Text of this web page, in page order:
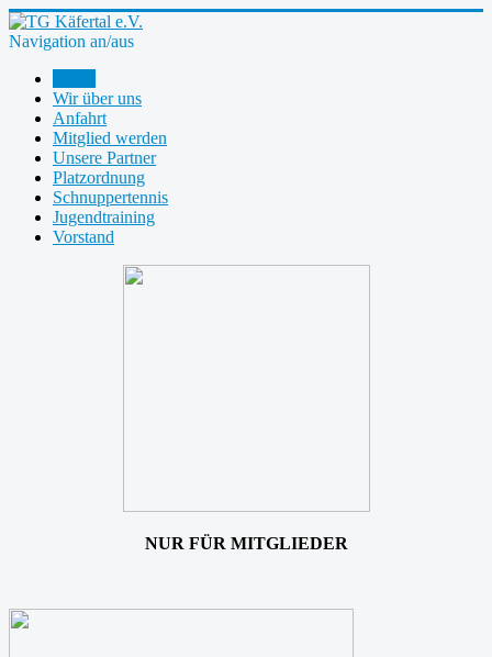
Navigation an/aus
Wir über uns
Anfahrt
Mitglied werden
Unsere Partner
Platzordnung
Schnuppertennis
Jugendtraining
Vorstand
NUR FÜR MITGLIEDER